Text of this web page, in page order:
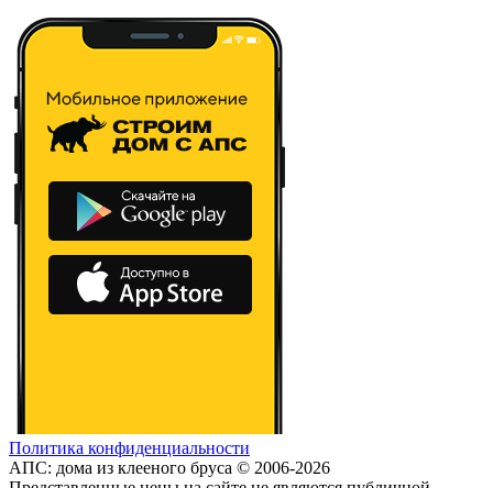
Политика конфиденциальности
АПС: дома из клееного бруса © 2006-2026